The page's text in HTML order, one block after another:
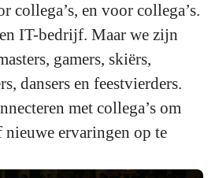
collega’s, en voor collega’s.
IT-bedrijf. Maar we zijn
gamers, skiërs,
dansers en feestvierders.
met collega’s om
nieuwe ervaringen op te